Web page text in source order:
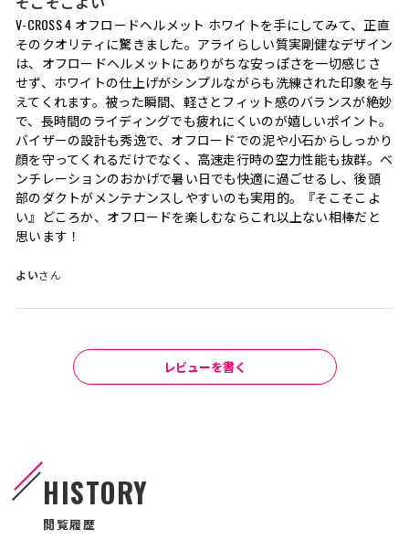
V-CROSS 4 オフロードヘルメット ホワイトを手にしてみて、正直
そのクオリティに驚きました。アライらしい質実剛健なデザイン
は、オフロードヘルメットにありがちな安っぽさを一切感じさ
せず、ホワイトの仕上げがシンプルながらも洗練された印象を与
えてくれます。被った瞬間、軽さとフィット感のバランスが絶妙
で、長時間のライディングでも疲れにくいのが嬉しいポイント。
バイザーの設計も秀逸で、オフロードでの泥や小石からしっかり
顔を守ってくれるだけでなく、高速走行時の空力性能も抜群。ベ
ンチレーションのおかげで暑い日でも快適に過ごせるし、後頭
部のダクトがメンテナンスしやすいのも実用的。『そこそこよ
い』どころか、オフロードを楽しむならこれ以上ない相棒だと
思います！
よいさん
レビューを書く
HISTORY
閲覧履歴